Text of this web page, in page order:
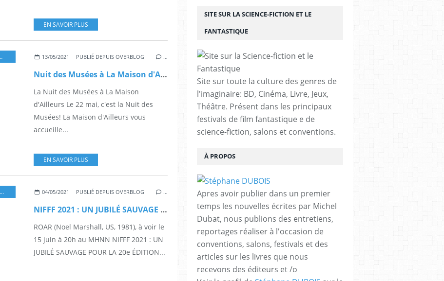
EN SAVOIR PLUS
, YVERDON, MUSÉE,CINÉMA,FESTIVAL, LIVRES ,NIFFF EXPOSITION, MERVEILLEUX,JEUX,GAMES
13/05/2021 PUBLIÉ DEPUIS OVERBLOG …
Nuit des Musées à La Maison d'Ailleurs
La Nuit des Musées à La Maison
d'Ailleurs Le 22 mai, c'est la Nuit des
Musées! La Maison d'Ailleurs vous
accueille...
EN SAVOIR PLUS
COURTS-MÉTRAGES,FANTASTIQUE,FESTIVAL FESTIVALS ,IMAGES,NIFFF ,NIFFF NEUCHATEL SUISSE,PRIX,
04/05/2021 PUBLIÉ DEPUIS OVERBLOG …
NIFFF 2021 : UN JUBILÉ SAUVAGE POUR LA 20e ÉDITION
ROAR (Noel Marshall, US, 1981), à voir le
15 juin à 20h au MHNN NIFFF 2021 : UN
JUBILÉ SAUVAGE POUR LA 20e ÉDITION...
SITE SUR LA SCIENCE-FICTION ET LE
FANTASTIQUE
Site sur toute la culture des genres de
l'imaginaire: BD, Cinéma, Livre, Jeux,
Théâtre. Présent dans les principaux
festivals de film fantastique e de
science-fiction, salons et conventions.
À PROPOS
Apres avoir publier dans un premier
temps les nouvelles écrites par Michel
Dubat, nous publions des entretiens,
reportages réaliser à l'occasion de
conventions, salons, festivals et des
articles sur les livres que nous
recevons des éditeurs et /o